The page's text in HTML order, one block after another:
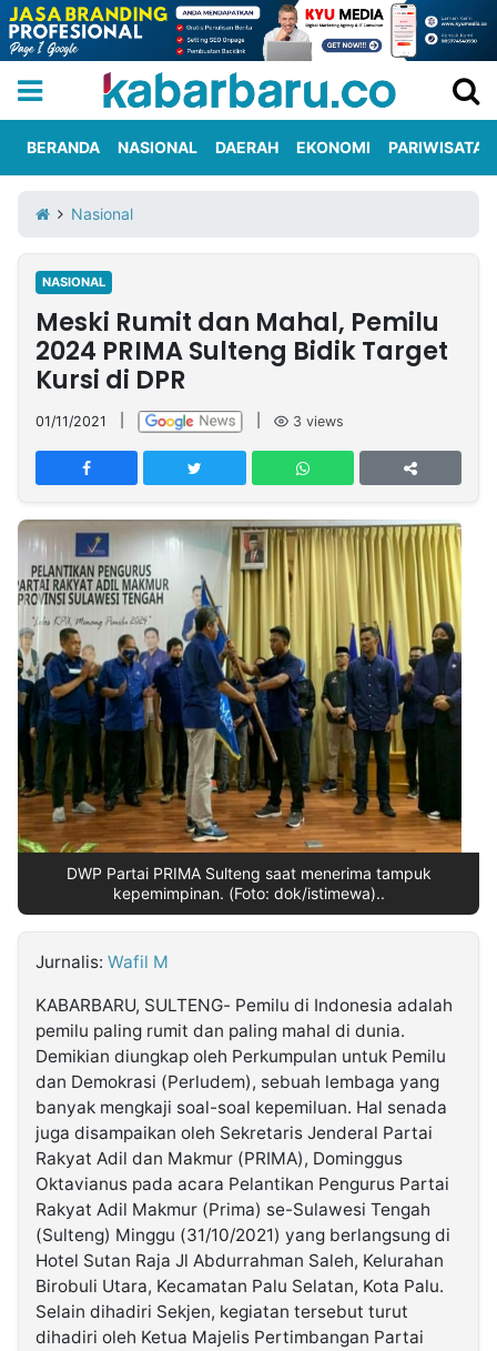
Iklan
Berita
Kami
Nasional
International
Olahraga
Entertainment
Daerah
Pariwisata
Kuliner
Kolom
Network
PT
TREETAN
INDONESIA
Partner
Insight
NTB
Suara
Time
Lens
IDN
Daily
Jogja
Jalan
Rakyat
Idealita
News
Kita
Notice
Dinamikapost.com
Radar
Baru
Seedbacklink
Follow
Kabarbaru
Kabarbaru.co
2026
Kabarbaru
Media
Holding
BERANDA NASIONAL DAERAH EKONOMI PARIWISATA
Nasional
NASIONAL
Meski Rumit dan Mahal, Pemilu
2024 PRIMA Sulteng Bidik Target
Kursi di DPR
01/11/2021 3 views
DWP Partai PRIMA Sulteng saat menerima tampuk
kepemimpinan. (Foto: dok/istimewa)..
Jurnalis: Wafil M
KABARBARU, SULTENG- Pemilu di Indonesia adalah
pemilu paling rumit dan paling mahal di dunia.
Demikian diungkap oleh Perkumpulan untuk Pemilu
dan Demokrasi (Perludem), sebuah lembaga yang
banyak mengkaji soal-soal kepemiluan. Hal senada
juga disampaikan oleh Sekretaris Jenderal Partai
Rakyat Adil dan Makmur (PRIMA), Dominggus
Oktavianus pada acara Pelantikan Pengurus Partai
Rakyat Adil Makmur (Prima) se-Sulawesi Tengah
(Sulteng) Minggu (31/10/2021) yang berlangsung di
Hotel Sutan Raja Jl Abdurrahman Saleh, Kelurahan
Birobuli Utara, Kecamatan Palu Selatan, Kota Palu.
Selain dihadiri Sekjen, kegiatan tersebut turut
dihadiri oleh Ketua Majelis Pertimbangan Partai